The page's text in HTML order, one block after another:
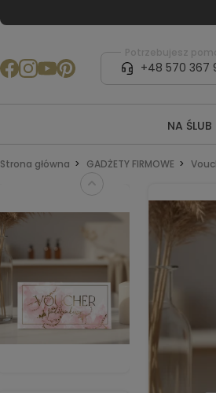
Potrzebujesz
+48 570 367
NA ŚLUB
Strona główna GADŻETY FIRMOWE